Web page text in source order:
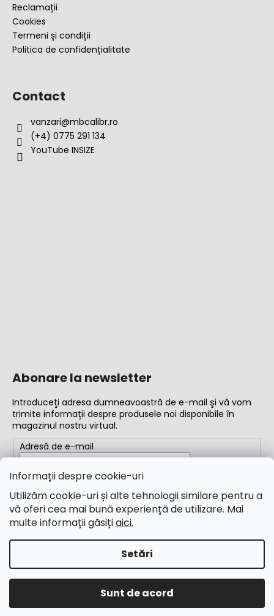
Informații despre cookie-uri
Utilizăm cookie-uri și alte tehnologii similare pentru a
vă oferi cea mai bună experiență de utilizare. Mai
multe informații găsițiaici.
Setări
Sunt de acord
Reclamații
Cookies
Termeni și condiții
Politica de confidențialitate
Contact
vanzari@mbcalibr.ro
(+4) 0775 291 134
YouTube INSIZE
Abonare la newsletter
Introduceţi adresa dumneavoastră de e-mail şi vă vom
trimite informaţii despre produsele noi disponibile în
magazinul nostru virtual.
Adresă de e-mail
Completând adresa de e-mail, acceptați
condițiile
ABONARE
Drepturi de autor 2026M&B Calibr. Toate drepturile
rezervate.